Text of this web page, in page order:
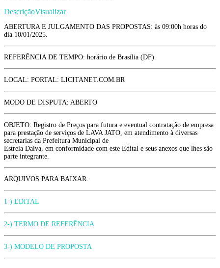
DescriçãoVisualizar
ABERTURA E JULGAMENTO DAS PROPOSTAS: às 09:00h horas do
dia 10/01/2025.
REFERÊNCIA DE TEMPO: horário de Brasília (DF).
LOCAL: PORTAL: LICITANET.COM.BR
MODO DE DISPUTA: ABERTO
OBJETO: Registro de Preços para futura e eventual contratação de empresa
para prestação de serviços de LAVA JATO, em atendimento à diversas
secretarias da Prefeitura Municipal de
Estrela Dalva, em conformidade com este Edital e seus anexos que lhes são
parte integrante.
ARQUIVOS PARA BAIXAR:
1-) EDITAL
2-) TERMO DE REFERÊNCIA
3-) MODELO DE PROPOSTA